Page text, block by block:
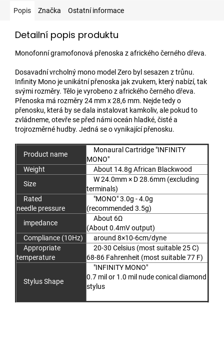
Popis Značka Ostatní informace
Detailní popis produktu
Monofonní gramofonová přenoska z afrického černého dřeva.
Dosavadní vrcholný mono model Zero byl sesazen z trůnu.
Infinity Mono je unikátní přenoska jak zvukem, který nabízí, tak
svými rozměry. Tělo je vyrobeno z afrického černého dřeva.
Přenoska má rozměry 24 mm x 28,6 mm. Nejde tedy o
přenosku, která by se dala instalovat kamkoliv, ale pokud to
zvládneme, otevře se před námi oceán hladké, čisté a
trojrozměrné hudby. Jedná se o vynikající přenosku.
Product name
Monaural Cartridge "INFINITY
MONO"
Weight
About 14.8g African Blackwood
Size
W 24.0mm × D 28.6mm (excluding
terminals)
Rated
needle pressure
"MONO" 3.0g - 4.0g
(recommended 3.5g)
impedance
About 6Ω
(About 0.4mV output)
Compliance (10Hz)
around 8×10-6cm/dyne
Appropriate
temperature
20-30 Celsius (most suitable 25 C)
68-86 Fahrenheit (most suitable 77 F)
Stylus Shape
"INFINITY MONO"
0.7 mil or 1.0 mil nude conical diamond
stylus